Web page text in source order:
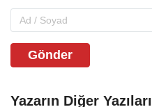
Gönder
Yazarın Diğer Yazıları